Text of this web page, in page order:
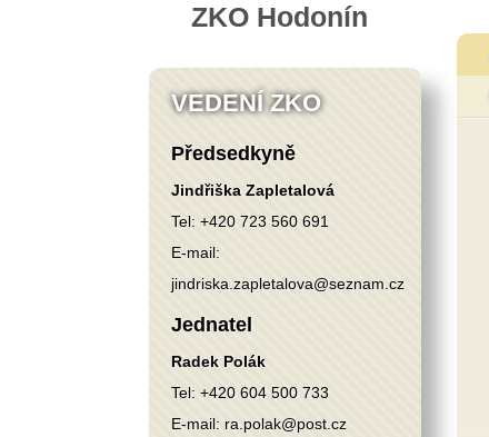
ZKO Hodonín
VEDENÍ ZKO
Předsedkyně
Jindřiška Zapletalová
Tel:+420 723 560 691
E-mail:
jindriska.zapletalova@seznam.cz
Jednatel
Radek Polák
Tel:+420 604 500 733
E-mail: ra.polak@post.cz